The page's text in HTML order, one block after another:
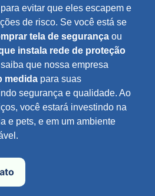
evitar que eles escapem e
de risco. Se você está se
tela de segurança ou
instala rede de proteção
saiba que nossa empresa
medida para suas
segurança e qualidade. Ao
você estará investindo na
e pets, e em um ambiente